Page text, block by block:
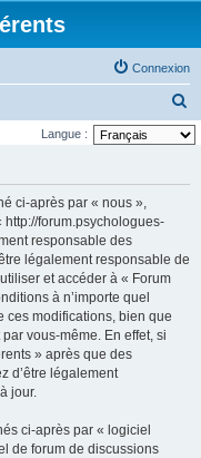
Connexion
e
Langue :
ci-après par « nous »,
http://forum.psychologues-
responsable des
légalement responsable de
et accéder à « Forum
à n’importe quel
ces modifications, bien que
vous-même. En effet, si
» après que des
d’être légalement
jour.
ci-après par « logiciel
de forum de discussions